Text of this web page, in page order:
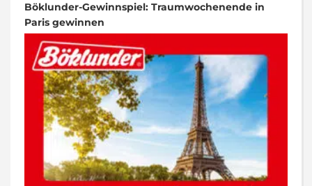
Böklunder-Gewinnspiel: Traumwochenende in
Paris gewinnen